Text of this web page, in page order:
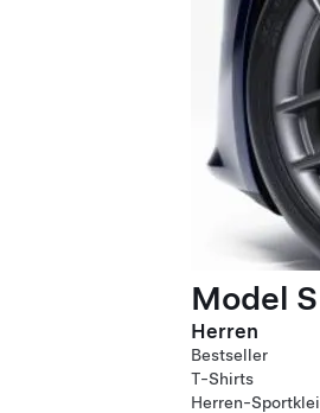
Model
Herren
Bestseller
T-Shirts
Herren-